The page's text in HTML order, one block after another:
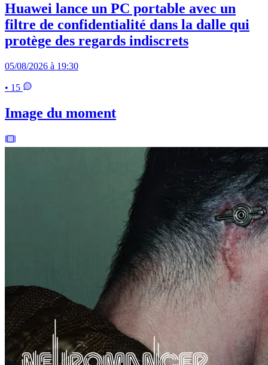
Huawei lance un PC portable avec un
filtre de confidentialité dans la dalle qui
protège des regards indiscrets
05/08/2026 à 19:30
• 15
Image du moment